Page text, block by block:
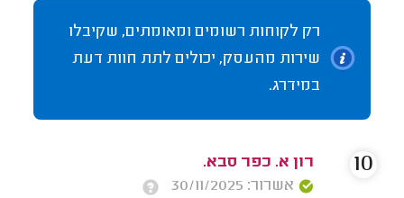
רק לקוחות רשומים ומאומתים, שקיבלו
שירות מהעסק, יכולים לתת חוות דעת
במידרג.
רון א. כפר סבא.
אשרור: 30/11/2025
10